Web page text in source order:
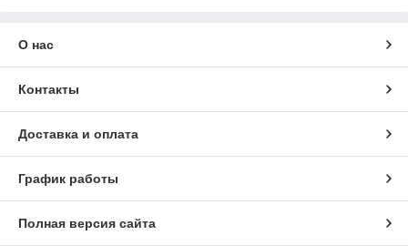
О нас
Контакты
Доставка и оплата
График работы
Полная версия сайта